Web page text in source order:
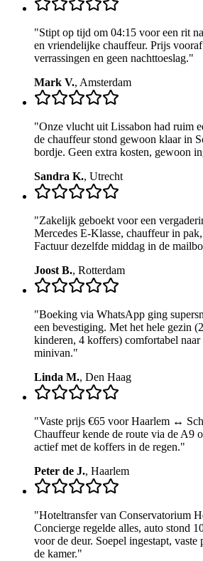
"Stipt op tijd om 04:15 voor een rit
en vriendelijke chauffeur. Prijs
verrassingen en geen nachttoeslag."
Mark V., Amsterdam
"Onze vlucht uit Lissabon had ruim
de chauffeur stond gewoon klaar in
bordje. Geen extra kosten, gewoon
Sandra K., Utrecht
"Zakelijk geboekt voor een
Mercedes E-Klasse, chauffeur in
Factuur dezelfde middag in de
Joost B., Rotterdam
"Boeking via WhatsApp ging
een bevestiging. Met het hele gezin
kinderen, 4 koffers) comfortabel
minivan."
Linda M., Den Haag
"Vaste prijs €65 voor Haarlem ↔
Chauffeur kende de route via de A9
actief met de koffers in de regen."
Peter de J., Haarlem
"Hoteltransfer van Conservatorium
Concierge regelde alles, auto stond
voor de deur. Soepel ingestapt, vaste
de kamer."